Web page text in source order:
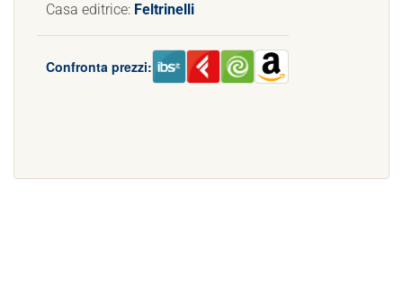
Casa editrice: Feltrinelli
Confronta prezzi: